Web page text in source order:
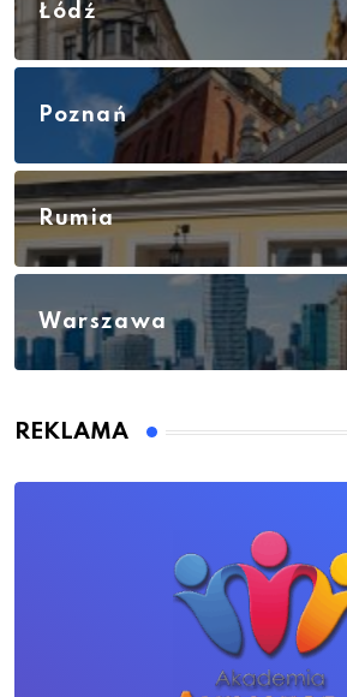
Łódź
Poznań
Rumia
Warszawa
REKLAMA